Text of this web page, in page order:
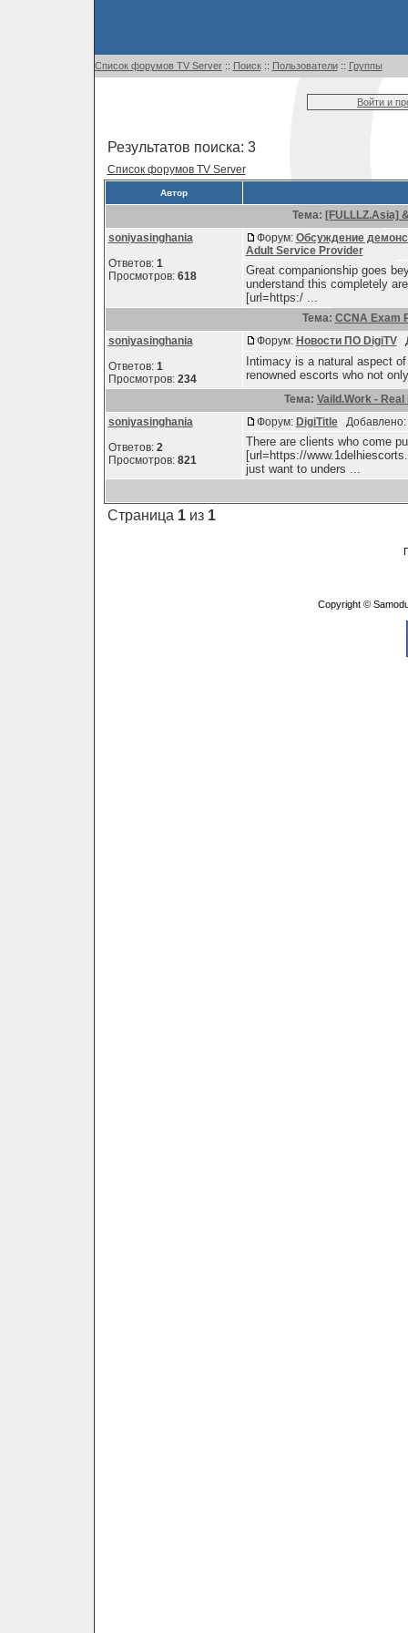
Список форумов TV Server:: Поиск:: Пользователи:: Группы
Войти и
Результатов поиска: 3
Список форумов TV Server
Автор
Тема: [FULLLZ.Asia]
soniyasinghania
Ответов: 1
Просмотров: 618
Форум: Обсуждение
Adult Service Provider
Great companionship goes
understand this completely
[url=https:/ ...
Тема: CCNA Exam
soniyasinghania
Ответов: 1
Просмотров: 234
Форум: Новости ПО DigiTV
Intimacy is a natural aspect
renowned escorts who not
Тема: Vaild.Work -
soniyasinghania
Ответов: 2
Просмотров: 821
Форум: DigiTitleДобавлено:
There are clients who come
[url=https://
just want to unders ...
Страница 1из 1
Copyright ©